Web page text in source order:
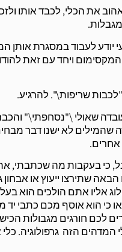
את הכלי, לכבד אותו
יודע לעבוד במסגרת אותן
ויחד עם זאת
שריפות\". להרגיע.
שאולי \"נסחפתי\"
שהמילים לא ישנו דבר
אחרים.
כי בעקבות מה שכתבתי,
שתירצו ייעוץ או אבחון
אליו אתם הולכים הוא בעל
כי הוא אוסף מכם כתבי יד
לכם חורגים מגבולות
המדהים הזה  גרפולוגיה.